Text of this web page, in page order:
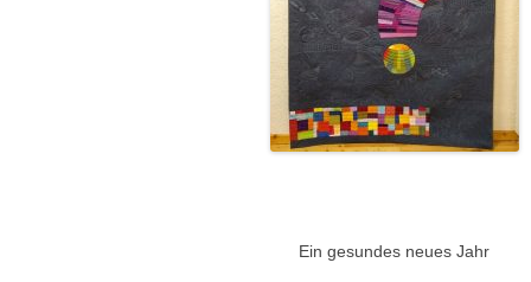
Ein gesundes neues Jahr